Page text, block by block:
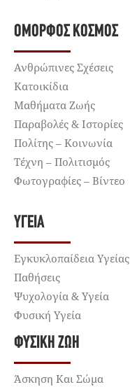
ΌΜΟΡΦΟΣ ΚΌΣΜΟΣ
Ανθρώπινες Σχέσεις
Κατοικίδια
Μαθήματα Ζωής
Παραβολές & Ιστορίες
Πολίτης – Κοινωνία
Τέχνη – Πολιτισμός
Φωτογραφίες – Βίντεο
ΥΓΕΊΑ
Εγκυκλοπαίδεια Υγείας
Παθήσεις
Ψυχολογία & Υγεία
Φυσική Υγεία
ΦΥΣΙΚΉ ΖΩΉ
Άσκηση Και Σώμα